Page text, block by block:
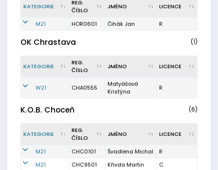
KATEGORIE
REG.
ČÍSLO
JMÉNO LICENCE
M21 HOR0601 Čihák Jan R
OK Chrastava (1)
KATEGORIE
REG.
ČÍSLO
JMÉNO LICENCE
W21 CHA0555
Matyášová
Kristýna
R
K.O.B. Choceň (6)
KATEGORIE
REG.
ČÍSLO
JMÉNO LICENCE
M21 CHC0101 Švadlena Michal
R
M21
CHC9501 Křivda Martin C